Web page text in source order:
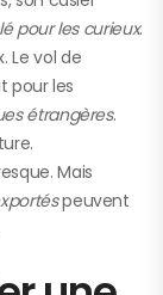
pour les curieux.
Le vol de
pour les
étrangères.
Mais
peuvent